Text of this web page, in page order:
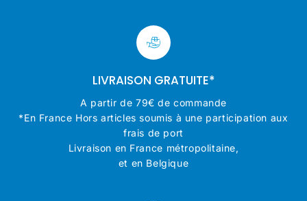
LIVRAISON GRATUITE*
A partir de 79€ de commande
*En France Hors articles soumis à une participation aux
frais de port
Livraison en France métropolitaine,
et en Belgique